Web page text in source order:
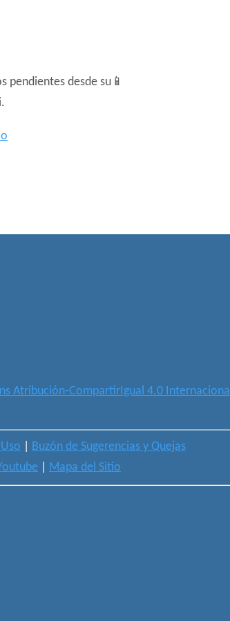
pendientes desde su📱
Atribución-CompartirIgual 4.0 Internacional
Buzón de Sugerencias y Quejas
Mapa del Sitio